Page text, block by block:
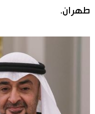
طهران.